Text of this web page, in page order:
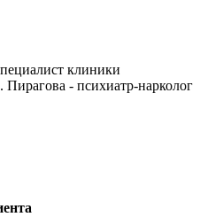
клиники
- психиатр-нарколог